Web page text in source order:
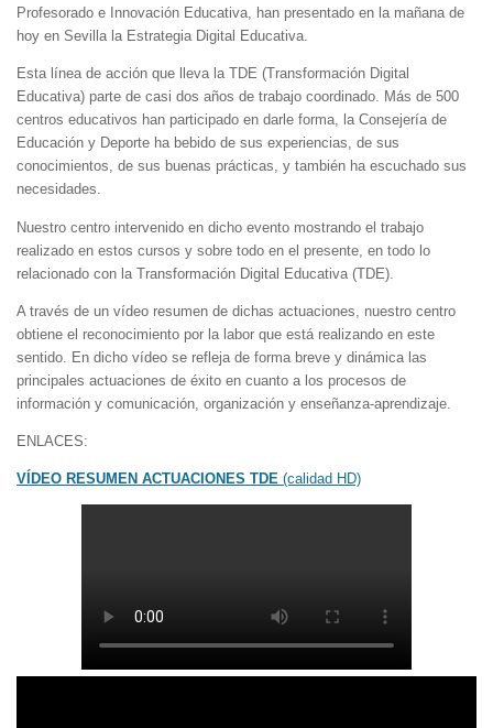
Profesorado e Innovación Educativa, han presentado en la mañana de
hoy en Sevilla la Estrategia Digital Educativa.
Esta línea de acción que lleva la TDE (Transformación Digital
Educativa) parte de casi dos años de trabajo coordinado. Más de 500
centros educativos han participado en darle forma, la Consejería de
Educación y Deporte ha bebido de sus experiencias, de sus
conocimientos, de sus buenas prácticas, y también ha escuchado sus
necesidades.
Nuestro centro intervenido en dicho evento mostrando el trabajo
realizado en estos cursos y sobre todo en el presente, en todo lo
relacionado con la Transformación Digital Educativa (TDE).
A través de un vídeo resumen de dichas actuaciones, nuestro centro
obtiene el reconocimiento por la labor que está realizando en este
sentido. En dicho vídeo se refleja de forma breve y dinámica las
principales actuaciones de éxito en cuanto a los procesos de
información y comunicación, organización y enseñanza-aprendizaje.
ENLACES:
VÍDEO RESUMEN ACTUACIONES TDE (calidad HD)